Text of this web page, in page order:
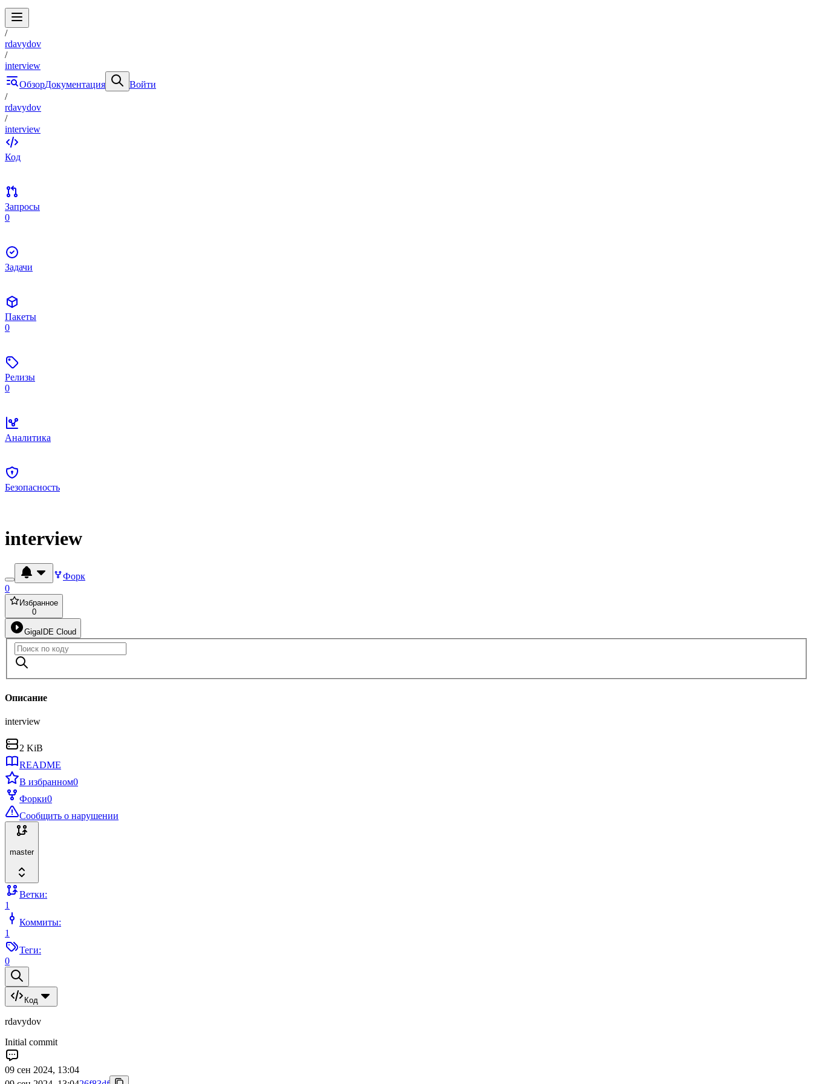
/
rdavydov
/
interview
ОбзорДокументация
Войти
/
rdavydov
/
interview
Код
Запросы
0
Задачи
Пакеты
0
Релизы
0
Аналитика
Безопасность
interview
Форк
0
Избранное
0
GigaIDE Cloud
Описание
interview
2 KiB
README
В избранном0
Форки0
Сообщить о нарушении
master
Ветки:
1
Коммиты:
1
Теги:
0
Код
rdavydov
Initial commit
09 сен 2024, 13:04